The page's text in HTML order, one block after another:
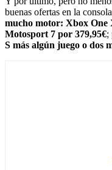
buenas ofertas en la
mucho motor: Xbox One
Motosport 7 por 379,95€;
S más algún juego o dos